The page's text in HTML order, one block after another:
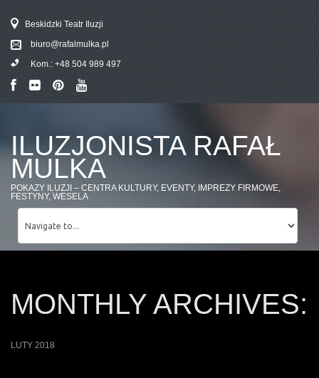
Beskidzki Teatr Iluzji
biuro@rafalmulka.pl
Kom.: +48 504 989 497
ILUZJONISTA RAFAŁ
MULKA
POKAZY ILUZJI – CENTRA KULTURY, EVENTY, IMPREZY FIRMOWE,
FESTYNY, WESELA
MONTHLY ARCHIVES:
LUTY 2018